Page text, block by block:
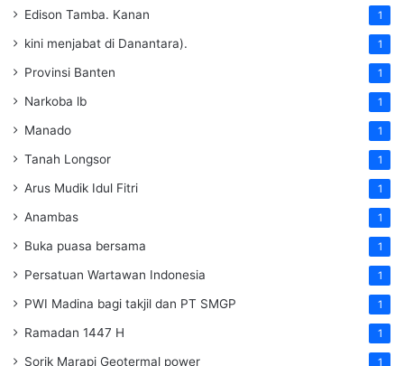
Edison Tamba. Kanan 1
kini menjabat di Danantara). 1
Provinsi Banten 1
Narkoba lb 1
Manado 1
Tanah Longsor 1
Arus Mudik Idul Fitri 1
Anambas 1
Buka puasa bersama 1
Persatuan Wartawan Indonesia 1
PWI Madina bagi takjil dan PT SMGP 1
Ramadan 1447 H 1
Sorik Marapi Geotermal power 1